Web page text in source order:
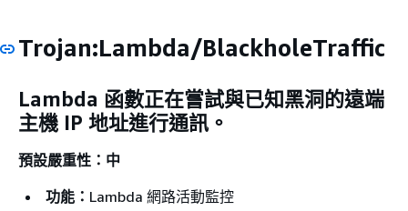
Trojan:Lambda/BlackholeTraffic
Lambda 函數正在嘗試與已知黑洞的遠端
主機 IP 地址進行通訊。
預設嚴重性：中
功能： Lambda 網路活動監控